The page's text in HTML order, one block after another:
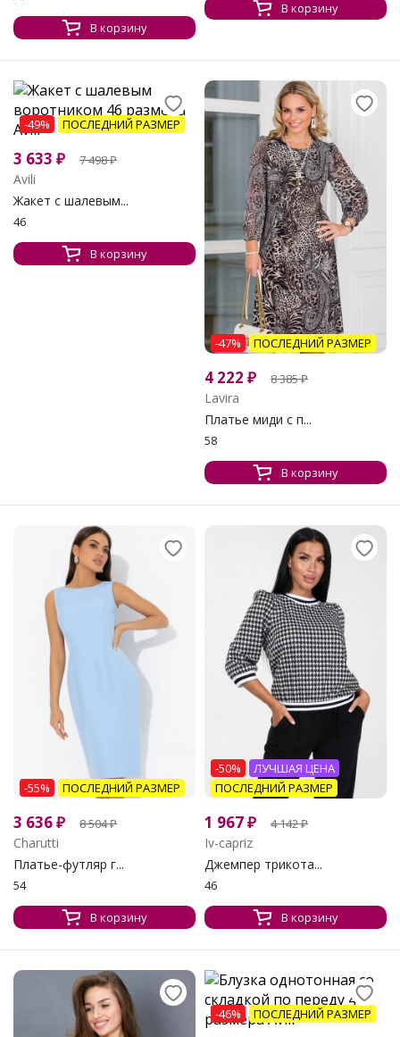
В корзину
В корзину
-49% ПОСЛЕДНИЙ РАЗМЕР
3 633 ₽ 7 498₽
Avili
Жакет с шалевым...
46
В корзину
-47% ПОСЛЕДНИЙ РАЗМЕР
4 222 ₽ 8 385₽
Lavira
Платье миди с п...
58
В корзину
-55% ПОСЛЕДНИЙ РАЗМЕР
3 636₽ 8 504₽
Charutti
Платье-футляр г...
54
В корзину
-50%
ЛУЧШАЯ ЦЕНА
ПОСЛЕДНИЙ РАЗМЕР
1 967₽ 4 142₽
Iv-capriz
Джемпер трикота...
46
В корзину
-46% ПОСЛЕДНИЙ РАЗМЕР